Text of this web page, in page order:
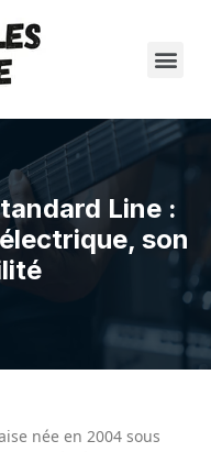
Line :
son
née en 2004 sous